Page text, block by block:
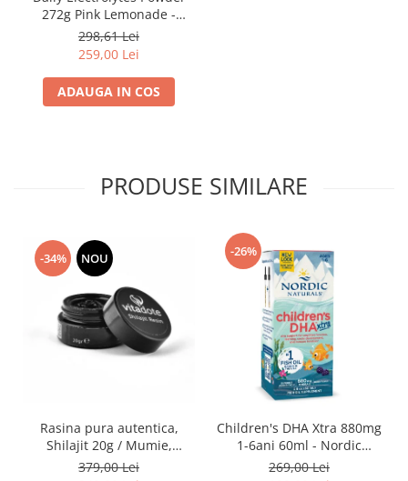
272g Pink Lemonade -
Perfect Keto
298,61 Lei
259,00 Lei
ADAUGA IN COS
PRODUSE SIMILARE
-34% NOU
Rasina pura autentica,
Shilajit 20g / Mumie,
Vitamine si Micronutrienti -
379,00 Lei
-26%
Children's DHA Xtra 880mg
1-6ani 60ml - Nordic
Naturals
269,00 Lei